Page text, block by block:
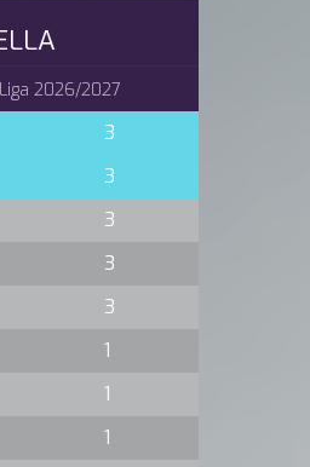
2026/2027
3
3
3
3
3
1
1
1